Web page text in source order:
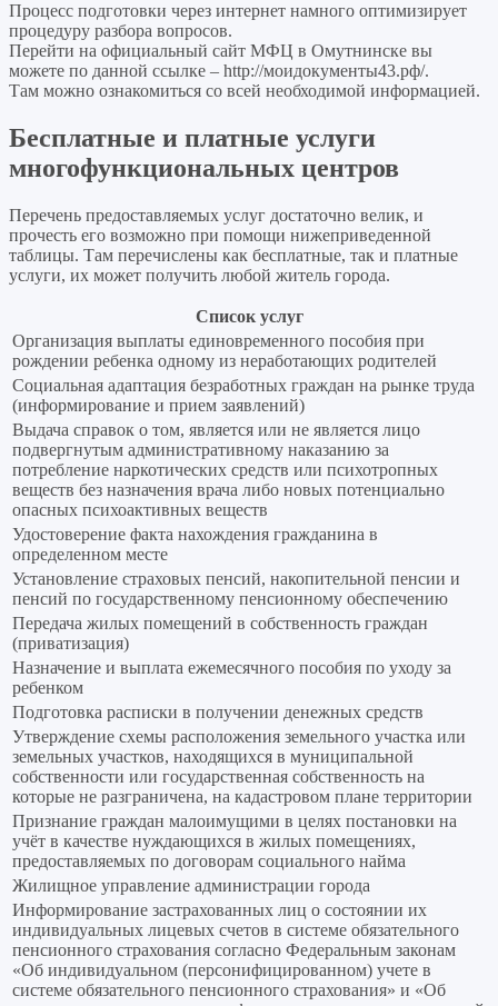
Процесс подготовки через интернет намного оптимизирует
процедуру разбора вопросов.
Перейти на официальный сайт МФЦ в Омутнинске вы
можете по данной ссылке – http://моидокументы43.рф/.
Там можно ознакомиться со всей необходимой информацией.
Бесплатные и платные услуги
многофункциональных центров
Перечень предоставляемых услуг достаточно велик, и
прочесть его возможно при помощи нижеприведенной
таблицы. Там перечислены как бесплатные, так и платные
услуги, их может получить любой житель города.
Список услуг
Организация выплаты единовременного пособия при
рождении ребенка одному из неработающих родителей
Социальная адаптация безработных граждан на рынке труда
(информирование и прием заявлений)
Выдача справок о том, является или не является лицо
подвергнутым административному наказанию за
потребление наркотических средств или психотропных
веществ без назначения врача либо новых потенциально
опасных психоактивных веществ
Удостоверение факта нахождения гражданина в
определенном месте
Установление страховых пенсий, накопительной пенсии и
пенсий по государственному пенсионному обеспечению
Передача жилых помещений в собственность граждан
(приватизация)
Назначение и выплата ежемесячного пособия по уходу за
ребенком
Подготовка расписки в получении денежных средств
Утверждение схемы расположения земельного участка или
земельных участков, находящихся в муниципальной
собственности или государственная собственность на
которые не разграничена, на кадастровом плане территории
Признание граждан малоимущими в целях постановки на
учёт в качестве нуждающихся в жилых помещениях,
предоставляемых по договорам социального найма
Жилищное управление администрации города
Информирование застрахованных лиц о состоянии их
индивидуальных лицевых счетов в системе обязательного
пенсионного страхования согласно Федеральным законам
«Об индивидуальном (персонифицированном) учете в
системе обязательного пенсионного страхования» и «Об